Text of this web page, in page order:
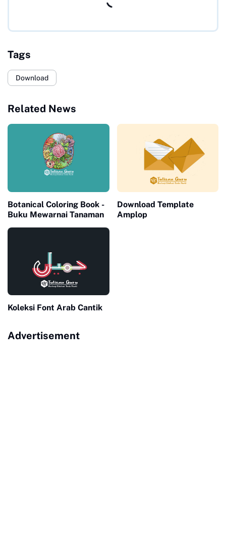
Tags
Download
Related News
Botanical Coloring Book -
Buku Mewarnai Tanaman
Download Template
Amplop
Koleksi Font Arab Cantik
Advertisement